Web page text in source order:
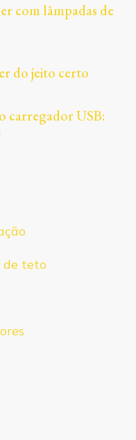
com lâmpadas de
do jeito certo
carregador USB:
de teto